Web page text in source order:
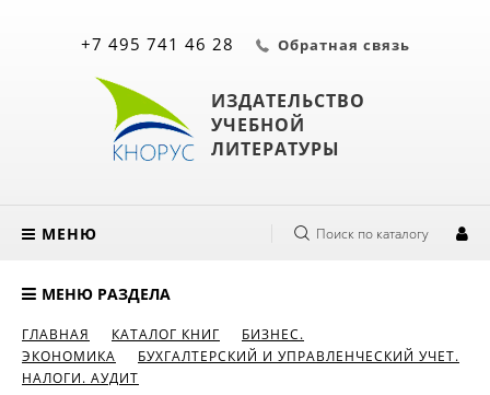
ИЗДАТЕЛЬСТВО
УЧЕБНОЙ
ЛИТЕРАТУРЫ
+7 495 741 46 28 Обратная связь
МЕНЮ Поиск по каталогу
МЕНЮ РАЗДЕЛА
ГЛАВНАЯ КАТАЛОГ КНИГ
БИЗНЕС.
ЭКОНОМИКА
БУХГАЛТЕРСКИЙ И УПРАВЛЕНЧЕСКИЙ УЧЕТ.
НАЛОГИ. АУДИТ